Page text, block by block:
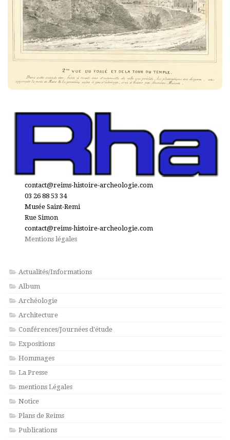
contact@reims-histoire-archeologie.com
03 26 88 53 34
Musée Saint-Remi
Rue Simon
contact@reims-histoire-archeologie.com
Mentions légales
Actualités/Informations
Album
Archéologie
Architecture
Conférences/Journées d'étude
Expositions
Hommages
La Presse
mentions Légales
Notice
Plans de Reims
Publications